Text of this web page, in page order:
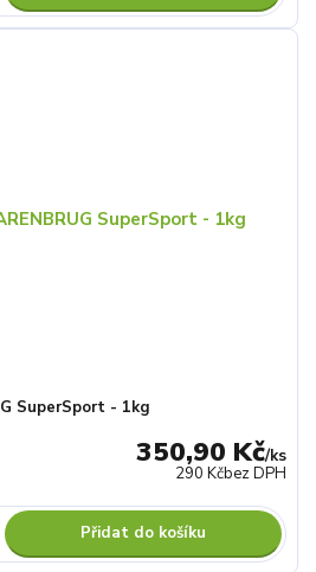
SuperSport - 1kg
350,90 Kč/ks
290 Kčbez DPH
Přidat do košíku